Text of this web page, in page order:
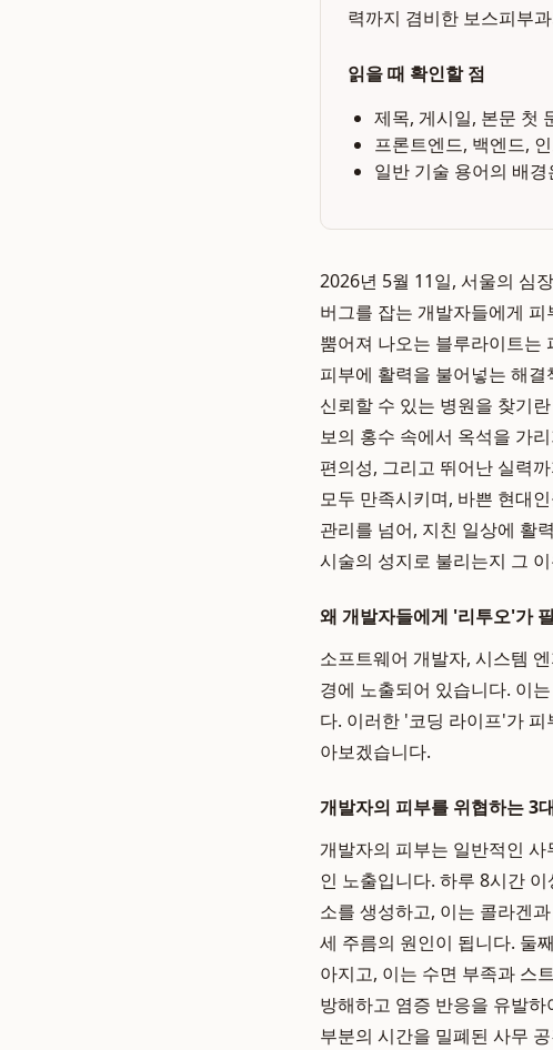
력까지 겸비한 보스피부
읽을 때 확인할 점
제목, 게시일, 본문 첫
프론트엔드, 백엔드,
일반 기술 용어의 배경
2026년 5월 11일, 서울의 심
버그를 잡는 개발자들에게
뿜어져 나오는 블루라이트는
피부에 활력을 불어넣는 해
신뢰할 수 있는 병원을 찾기
보의 홍수 속에서 옥석을 가
편의성, 그리고 뛰어난 실력
모두 만족시키며, 바쁜 현대
관리를 넘어, 지친 일상에 활
시술의 성지로 불리는지 그
왜 개발자들에게 '리투오'가
소프트웨어 개발자, 시스템
경에 노출되어 있습니다. 이
다. 이러한 '코딩 라이프'가
아보겠습니다.
개발자의 피부를 위협하는 3
개발자의 피부는 일반적인
인 노출입니다. 하루 8시간
소를 생성하고, 이는 콜라겐
세 주름의 원인이 됩니다. 둘
아지고, 이는 수면 부족과 스
방해하고 염증 반응을 유발
부분의 시간을 밀폐된 사무